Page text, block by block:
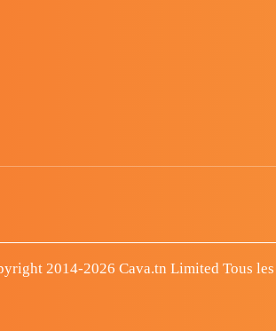
2014-2026 Cava.tn Limited Tous